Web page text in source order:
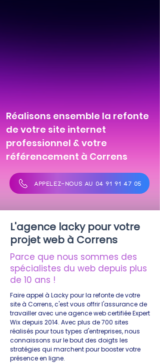
Réalisons ensemble la refonte
de votre site internet
professionnel & votre
référencement à Correns
APPELEZ-NOUS AU 04 91 91 47 05
L'agence lacky pour votre
projet web à Correns
Parce que nous sommes des
spécialistes du web depuis plus
de 10 ans !
Faire appel à Lacky pour la refonte de votre
site à Correns, c'est vous offrir l'assurance de
travailler avec une agence web certifiée Expert
Wix depuis 2014. Avec plus de 700 sites
réalisés pour tous types d'entreprises, nous
connaissons sur le bout des doigts les
stratégies qui marchent pour booster votre
présence en ligne.